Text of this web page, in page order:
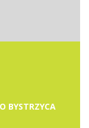
BYSTRZYCA